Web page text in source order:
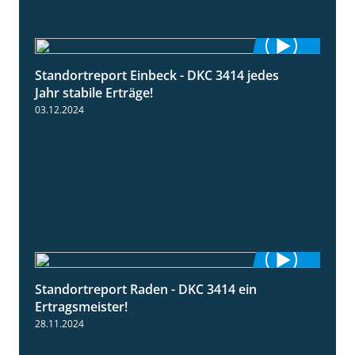
1:49
Standortreport Einbeck - DKC 3414 jedes
Jahr stabile Erträge!
03.12.2024
Standortreport Raden - DKC 3414 ein
Ertragsmeister!
28.11.2024